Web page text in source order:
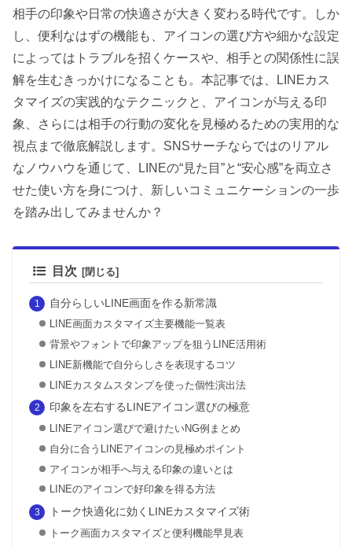
相手の印象や日常の快適さが大きく変わる時代です。しか
し、便利なはずの機能も、アイコンの選び方や細かな設定
によってはトラブルを招くケースや、相手との関係性に誤
解を生むきっかけになることも。本記事では、LINEカス
タマイズの実践的なテクニックと、アイコンが与える印
象、さらには相手の行動の変化を見極めるための実用的な
視点まで徹底解説します。SNSサーチならではのリアル
なノウハウを通じて、LINEの“見た目”と“安心感”を両立さ
せた使い方を身につけ、新しいコミュニケーションの一歩
を踏み出してみませんか？
目次
自分らしいLINE画面を作る新常識
LINE画面カスタマイズ主要機能一覧表
背景やフォントで印象アップを狙うLINE活用術
LINE新機能で自分らしさを表現するコツ
LINEカスタムスタンプを使った個性演出法
印象を左右するLINEアイコン選びの極意
LINEアイコン選びで避けたいNG例まとめ
自分に合うLINEアイコンの見極めポイント
アイコンが相手へ与える印象の違いとは
LINEのアイコンで好印象を得る方法
トーク快適化に効くLINEカスタマイズ術
トーク画面カスタマイズと便利機能早見表